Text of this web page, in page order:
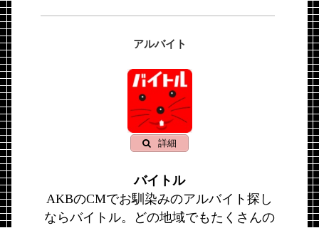
アルバイト
詳細
バイトル
AKBのCMでお馴染みのアルバイト探し
ならバイトル。どの地域でもたくさんの